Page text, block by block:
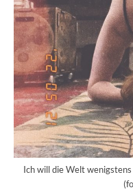
Ich will die Welt